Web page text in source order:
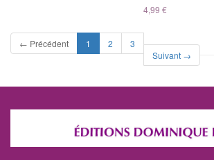
4,99 €
← Précédent 1 (current)
2
3
Suivant →